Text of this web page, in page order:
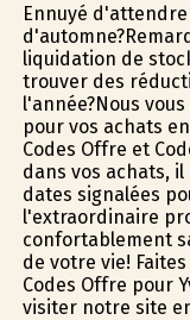
Ennuyé
liquidation de
trouver des
l'année?Nous
pour vos achats
Codes Offre et
dans vos achats,
dates signalées
l'extraordinaire
confortablement
de votre vie!
Codes Offre pour
visiter notre site